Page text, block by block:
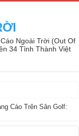
Ngoài Trời (Out Of
34 Tỉnh Thành Việt
Cáo Trên Sân Golf: